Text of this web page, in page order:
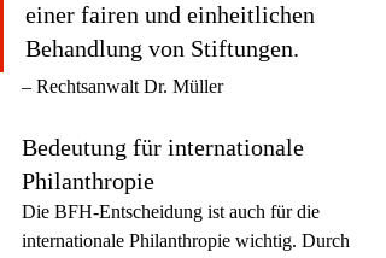
einer fairen und einheitlichen
Behandlung von Stiftungen.
– Rechtsanwalt Dr. Müller
Bedeutung für internationale
Philanthropie
Die BFH-Entscheidung ist auch für die
internationale Philanthropie wichtig. Durch